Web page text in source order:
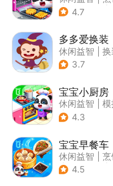
| 宝宝巴士
4.7
多多爱换装
休闲益智
换
| 儿童游戏
3.7
宝宝小厨房
休闲益智
| 宝宝巴士
4.3
宝宝早餐车
休闲益智
| 宝宝巴士
4.5